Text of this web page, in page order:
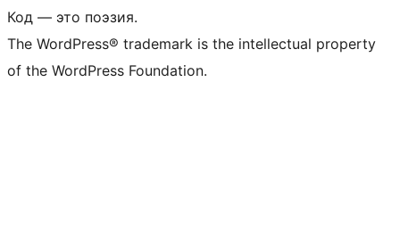
Код — это поэзия.
The WordPress® trademark is the intellectual property
of the WordPress Foundation.